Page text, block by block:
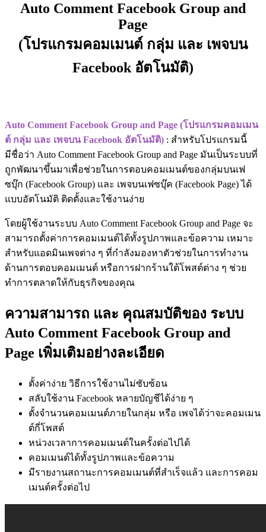
Auto Comment Facebook Group and
Page
(โปรแกรมคอมเมนต์ กลุ่ม และ เพจบน
Facebook อัตโนมัติ)
Auto Comment Facebook Group and Page (โปรแกรมคอมเมน
ต์ กลุ่ม และ เพจบน Facebook อัตโนมัติ) : สำหรับโปรแกรมนี้
มีชื่อว่า Auto Comment Facebook Group and Page มันเป็นระบบที่
ถูกพัฒนาขึ้นมาเพื่อช่วยในการตอบคอมเมนต์ของกลุ่มบนเฟ
ซบุ๊ก (Facebook Group) และ เพจบนเฟซบุ๊ค (Facebook Page) ได้
แบบอัตโนมัติ ติดตั้งและใช้งานง่าย
โดยผู้ใช้งานระบบ Auto Comment Facebook Group and Page จะ
สามารถตั้งค่าการคอมเมนต์ได้ทั้งรูปภาพและข้อความ เหมาะ
สำหรับแอดมินเพจต่าง ๆ ที่กำลังมองหาตัวช่วยในการทำงาน
ด้านการตอบคอมเมนต์ หรือการฝากร้านใต้โพสต์ต่าง ๆ ช่วย
ทำการตลาดให้กับธุรกิจของคุณ
ความสามารถ และ คุณสมบัติของ ระบบ
Auto Comment Facebook Group and
Page เพิ่มเติมอย่างละเอียด
ตั้งค่าง่าย วิธีการใช้งานไม่ซับซ้อน
สลับใช้งาน Facebook หลายบัญชีได้ง่าย ๆ
ตั้งจำนวนคอมเมนต์ภายในกลุ่ม หรือ เพจได้ว่าจะคอมเมน
ต์กี่โพสต์
หน่วงเวลาการคอมเมนต์ในครั้งต่อไปได้
คอมเมนต์ได้ทั้งรูปภาพและข้อความ
มีรายงานสถานะการคอมเมนต์ที่สำเร็จแล้ว และการคอม
เมนต์ครั้งต่อไป